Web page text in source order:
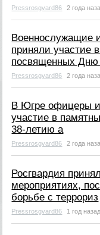
Pressrosgvard86 2 года
Военнослужащие
приняли участие
посвященных
Pressrosgvard86 2 года
В Югре офицеры и
участие в
38-летию а
Pressrosgvard86 2 года
Росгвардия
мероприятиях,
борьбе с террориз
Pressrosgvard86 1 год назад